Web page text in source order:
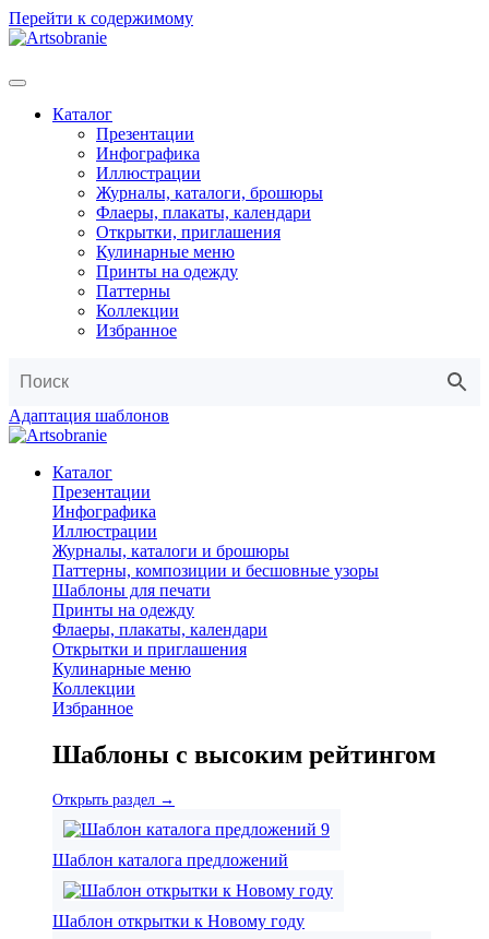
Перейти к содержимому
Каталог
Презентации
Инфографика
Иллюстрации
Журналы, каталоги, брошюры
Флаеры, плакаты, календари
Открытки, приглашения
Кулинарные меню
Принты на одежду
Паттерны
Коллекции
Избранное
Адаптация шаблонов
Каталог
Презентации
Инфографика
Иллюстрации
Журналы, каталоги и брошюры
Паттерны, композиции и бесшовные узоры
Шаблоны для печати
Принты на одежду
Флаеры, плакаты, календари
Открытки и приглашения
Кулинарные меню
Коллекции
Избранное
Шаблоны с высоким рейтингом
Открыть раздел →
Шаблон каталога предложений
Шаблон открытки к Новому году